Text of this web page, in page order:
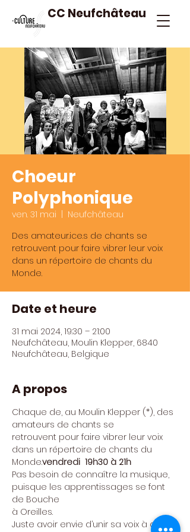
CC Neufchâteau
Choeur
Polyphonique
ven. 31 mai
Neufchâteau
Des amateur.ice.s de chants se
retrouvent pour faire vibrer leur voix
dans un répertoire de chants du
Monde.
Date et heure
31 mai 2024, 19:30 – 21:00
Neufchâteau, Moulin Klepper, 6840
Neufchâteau, Belgique
A propos
Chaque de, au Moulin Klepper (*), des
amateurs de chants se
retrouvent pour faire vibrer leur voix
dans un répertoire de chants du
Monde.vendredi 19h30 à 21h
Pas besoin de connaître la musique,
puisque les apprentissages se font
de Bouche
à Oreilles.
Juste avoir envie d’unir sa voix à celles